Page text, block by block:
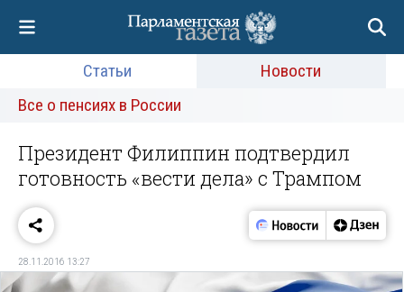
Статьи
Новости
Все о пенсиях в России
Президент Филиппин подтвердил
готовность «вести дела» с Трампом
28.11.2016 13:27